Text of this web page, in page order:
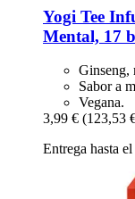
Yogi Tee
Mental, 17
Ginseng,
Sabor a
Vegana.
3,99 € (123,53
Entrega hasta